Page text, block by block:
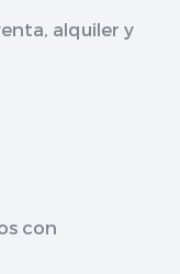
alquiler y
con